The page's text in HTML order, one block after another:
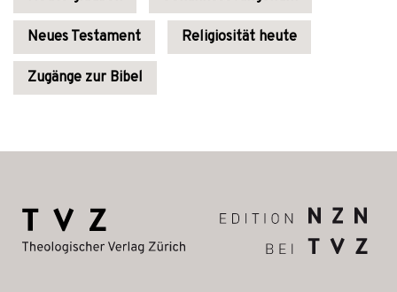
Neues Testament Religiosität heute
Zugänge zur Bibel